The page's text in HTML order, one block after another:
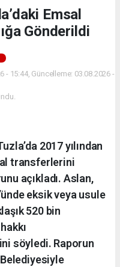
Emsal
Gönderildi
- 15:44, Güncelleme: 03.08.2026 -
2017 yılından
transferlerini
açıkladı. Aslan,
eksik veya usule
520 bin
söyledi. Raporun
Belediyesiyle